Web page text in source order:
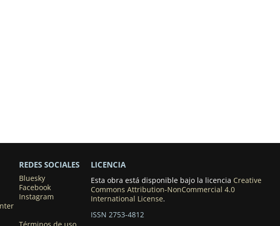
REDES SOCIALES
Bluesky
Facebook
Instagram
LICENCIA
Esta obra está disponible bajo la licencia Creative
Commons Attribution-NonCommercial 4.0
International License.
ISSN 2753-4812